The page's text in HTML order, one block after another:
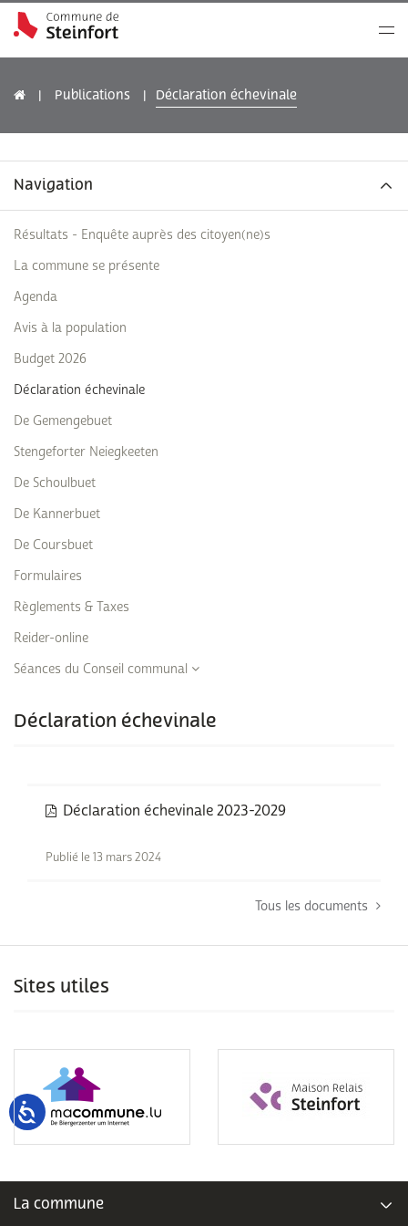
Publications Déclaration échevinale
Navigation
Résultats - Enquête auprès des citoyen(ne)s
La commune se présente
Agenda
Avis à la population
Budget 2026
Déclaration échevinale
De Gemengebuet
Stengeforter Neiegkeeten
De Schoulbuet
De Kannerbuet
De Coursbuet
Formulaires
Règlements & Taxes
Reider-online
Séances du Conseil communal
Déclaration échevinale
Déclaration échevinale 2023-2029
Publié le 13 mars 2024
Tous les documents
Sites utiles
La commune